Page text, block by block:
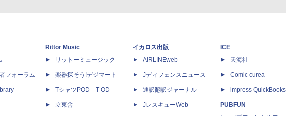
フォーラム
Rittor Music
リットーミュージック
楽器探そう!デジマート
TシャツPOD T-OD
立東舎
イカロス出版
AIRLINEweb
Jディフェンスニュース
通訳翻訳ジャーナル
JレスキューWeb
ICE
天海社
Comic curea
impress QuickBooks
PUBFUN